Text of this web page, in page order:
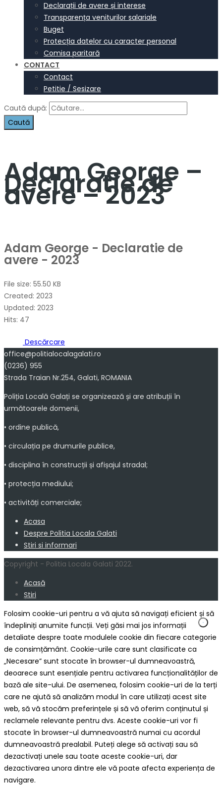
Declarații de avere și interese
Transparența veniturilor salariale
Buget
Protecția datelor cu caracter personal
Comisa paritară
CONTACT
Contact
Petitie / Sesizare
Caută după:
Adam George –
Declaratie de
avere – 2023
Adam George - Declaratie de
avere - 2023
File size: 55.50 KB
Created: 2023
Updated: 2023
Hits: 47
Descărcare
office@politialocalagalati.ro
(0236) 955
Strada Traian Nr.254, Galati, ROMANIA
Poliția Locală Galați se organizează și are atribuții în
următoarele domenii,
• ordine publică,
• circulația pe drumurile publice,
• disciplina în construcții și afișajul stradal;
• protecția mediului;
• activități comerciale;
Acasa
Despre Politia Locala Galati
Stiri si informari
Copyright - Politia Locala Galati 2022.
Acasă
Știri
Folosim cookie-uri pentru a vă ajuta să navigați eficient și să
îndepliniți anumite funcții. Veți găsi mai jos informații
detaliate despre toate modulele cookie din fiecare categorie
de consimțământ. Cookie-urile care sunt clasificate ca
„Necesare” sunt stocate în browser-ul dumneavoastră,
deoarece sunt esențiale pentru activarea funcționalităților de
bază ale site-ului. De asemenea, folosim cookie-uri de la terți
care ne ajută să analizăm modul în care utilizați acest site
web, să vă stocăm preferințele și să vă oferim conținutul și
reclamele relevante pentru dvs. Aceste cookie-uri vor fi
stocate în browser-ul dumneavoastră numai cu acordul
dumneavoastră prealabil. Puteți alege să activați sau să
dezactivați unele sau toate aceste cookie-uri, dar
dezactivarea unora dintre ele vă poate afecta experiența de
navigare.